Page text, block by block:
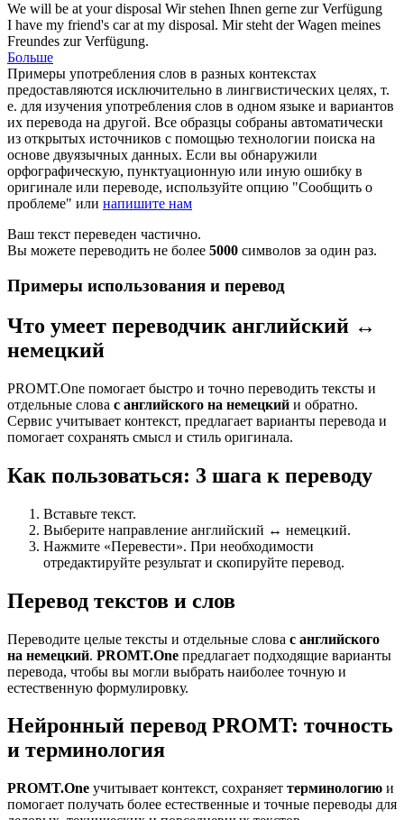
We will be at yourdisposal Wir stehen Ihnen gerne zurVerfügung
I have my friend's car at my disposal. Mir steht der Wagen meines
Freundes zurVerfügung.
Больше
Примеры употребления слов в разных контекстах
предоставляются исключительно в лингвистических целях, т.
е. для изучения употребления слов в одном языке и вариантов
их перевода на другой. Все образцы собраны автоматически
из открытых источников с помощью технологии поиска на
основе двуязычных данных. Если вы обнаружили
орфографическую, пунктуационную или иную ошибку в
оригинале или переводе, используйте опцию "Сообщить о
проблеме" или напишите нам
Ваш текст переведен частично.
Вы можете переводить не более 5000 символов за один раз.
Примеры использования и перевод
Что умеет переводчик английский ↔
немецкий
PROMT.One помогает быстро и точно переводить тексты и
отдельные слова с английского на немецкий и обратно.
Сервис учитывает контекст, предлагает варианты перевода и
помогает сохранять смысл и стиль оригинала.
Как пользоваться: 3 шага к переводу
Вставьте текст.
Выберите направление английский ↔ немецкий.
Нажмите «Перевести». При необходимости
отредактируйте результат и скопируйте перевод.
Перевод текстов и слов
Переводите целые тексты и отдельные слова с английского
на немецкий. PROMT.One предлагает подходящие варианты
перевода, чтобы вы могли выбрать наиболее точную и
естественную формулировку.
Нейронный перевод PROMT: точность
и терминология
PROMT.One учитывает контекст, сохраняет терминологию и
помогает получать более естественные и точные переводы для